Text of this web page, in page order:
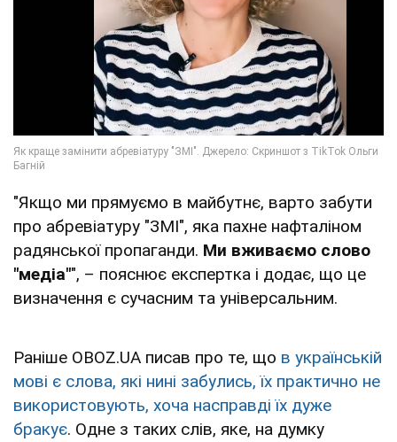
"Якщо ми прямуємо в майбутнє, варто забути
про абревіатуру "ЗМІ", яка пахне нафталіном
радянської пропаганди. Ми вживаємо слово
"медіа"", – пояснює експертка і додає, що це
визначення є сучасним та універсальним.
Раніше OBOZ.UA писав про те, що в українській
мові є слова, які нині забулись, їх практично не
використовують, хоча насправді їх дуже
бракує. Одне з таких слів, яке, на думку